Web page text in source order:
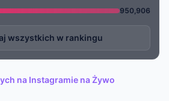
950,906
wszystkich w rankingu
na Instagramie na Żywo